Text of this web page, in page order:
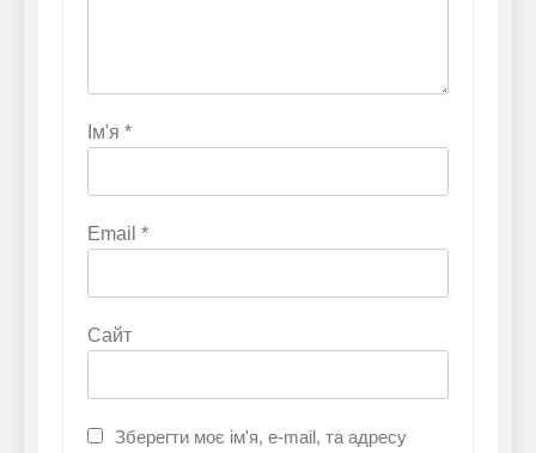
Ім'я *
Email *
Сайт
Зберегти моє ім'я, e-mail, та адресу